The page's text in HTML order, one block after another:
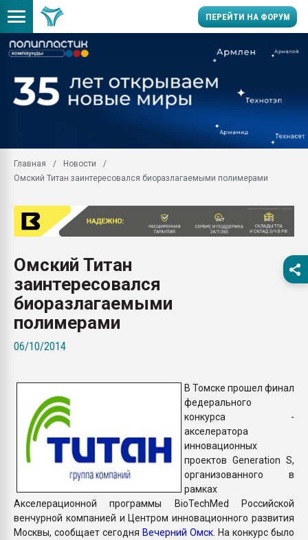
ПЕРЕЙТИ НА ФОРУМ
производство SPC
заводу пластмасс"
Подмосковье, Москва
28.07.2026
28.07.2026
Главная
Новости
Омский Титан заинтересовался биоразлагаемыми полимерами
Омский Титан
заинтересовался
биоразлагаемыми
полимерами
06/10/2014
В Томске прошел финал
федерального
конкурса -
акселератора
инновационных
проектов Generation S,
организованного в
рамках
Акселерационной программы BioTechMed Российской
венчурной компанией и Центром инновационного развития
Москвы, сообщает сегодня Вечерний Омск . На конкурс было